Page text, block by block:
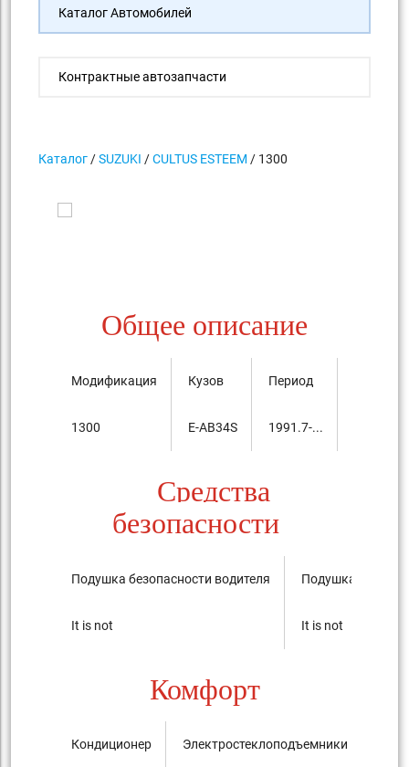
Каталог Автомобилей
Контрактные автозапчасти
Каталог /SUZUKI /CULTUS ESTEEM / 1300
Общее описание
Модификация
1300
Кузов
E-AB34S
Период
1991.7-...
Средства
безопасности
Подушка безопасности водителя
It is not
Подушка
It is not
Комфорт
Кондиционер Электростеклоподъемники